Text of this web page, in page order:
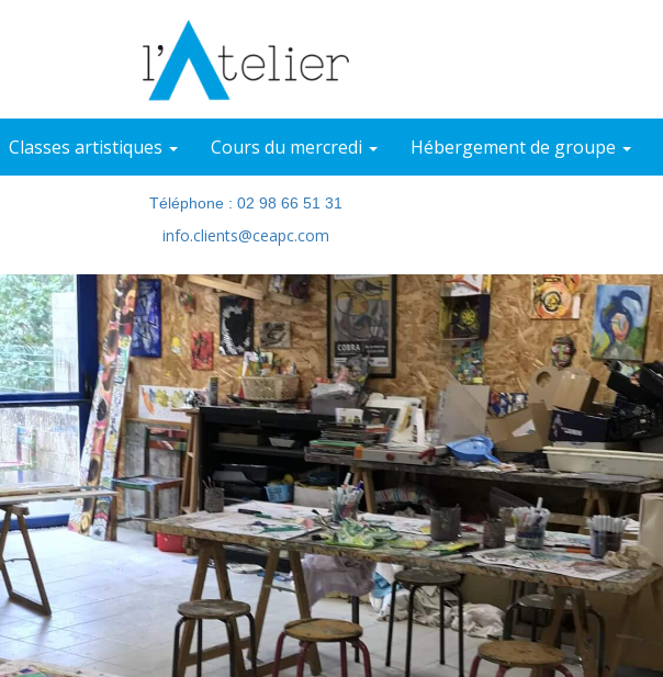
Classes artistiques Cours du mercredi Hébergement de groupe
Téléphone : 02 98 66 51 31
info.clients@ceapc.com